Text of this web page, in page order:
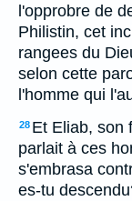
l'opprobre de
Philistin, cet
rangees du
selon cette
l'homme qui
28 Et Eliab, son
parlait à ces
s'embrasa
es-tu